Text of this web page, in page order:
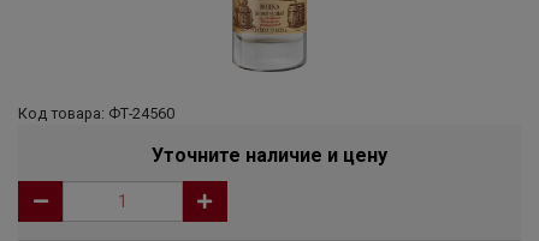
Код товара: ФТ-24560
Уточните наличие и цену